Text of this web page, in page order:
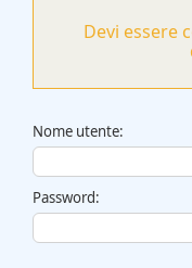
Devi essere
Nome utente:
Password: